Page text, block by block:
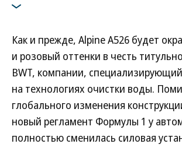
Как и прежде, Alpine A526 будет
и розовый оттенки в честь
BWT, компании,
на технологиях очистки воды.
глобального изменения
новый регламент Формулы 1 у
полностью сменилась силовая